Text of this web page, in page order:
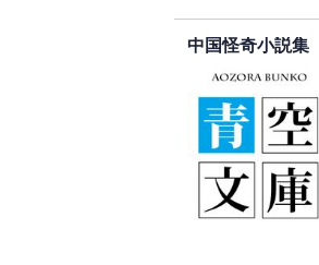
中国怪奇小説集